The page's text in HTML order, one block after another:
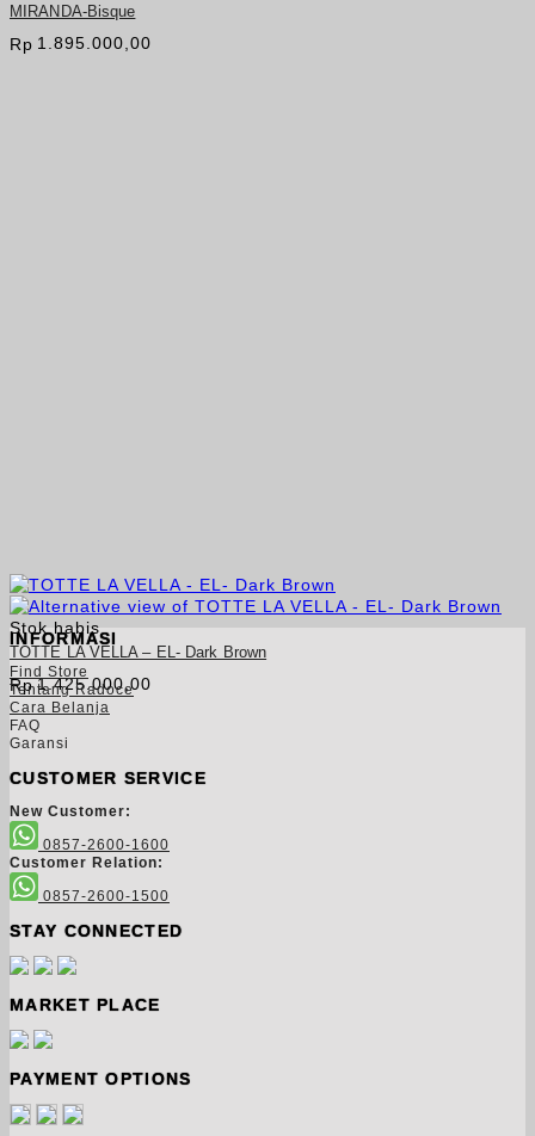
MIRANDA-Bisque
Rp 1.895.000,00
Stok habis
TOTTE LA VELLA – EL- Dark Brown
Rp1.425.000,00
INFORMASI
Find Store
Tentang Radoce
Cara Belanja
FAQ
Garansi
CUSTOMER SERVICE
New Customer:
0857-2600-1600
Customer Relation:
0857-2600-1500
STAY CONNECTED
MARKET PLACE
PAYMENT OPTIONS